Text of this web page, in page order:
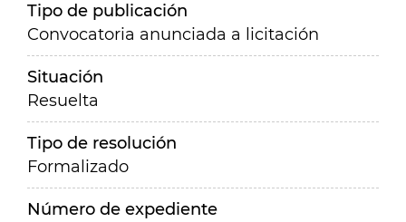
Tipo de publicación
Convocatoria anunciada a licitación
Situación
Resuelta
Tipo de resolución
Formalizado
Número de expediente